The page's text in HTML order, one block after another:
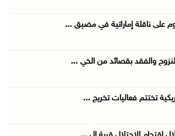
على ناقلة إماراتية في مضيق ...
والفقد بقصائد من الخي ...
تختتم فعاليات تخريج ...